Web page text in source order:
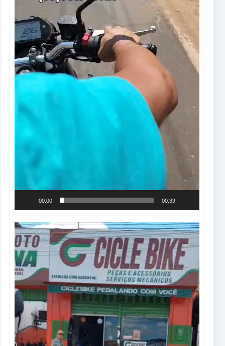
00:00 00:39
Tocador
de
vídeo